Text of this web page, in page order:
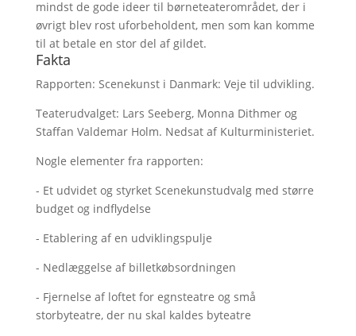
mindst de gode ideer til børneteaterområdet, der i
øvrigt blev rost uforbeholdent, men som kan komme
til at betale en stor del af gildet.
Fakta
Rapporten: Scenekunst i Danmark: Veje til udvikling.
Teaterudvalget: Lars Seeberg, Monna Dithmer og
Staffan Valdemar Holm. Nedsat af Kulturministeriet.
Nogle elementer fra rapporten:
- Et udvidet og styrket Scenekunstudvalg med større
budget og indflydelse
- Etablering af en udviklingspulje
- Nedlæggelse af billetkøbsordningen
- Fjernelse af loftet for egnsteatre og små
storbyteatre, der nu skal kaldes byteatre